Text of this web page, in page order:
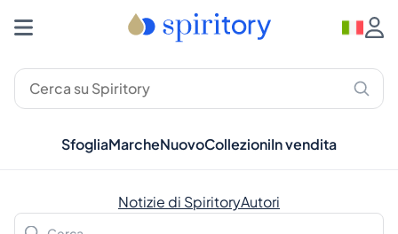
SfogliaMarcheNuovoCollezioniIn vendita
Notizie di SpiritoryAutori